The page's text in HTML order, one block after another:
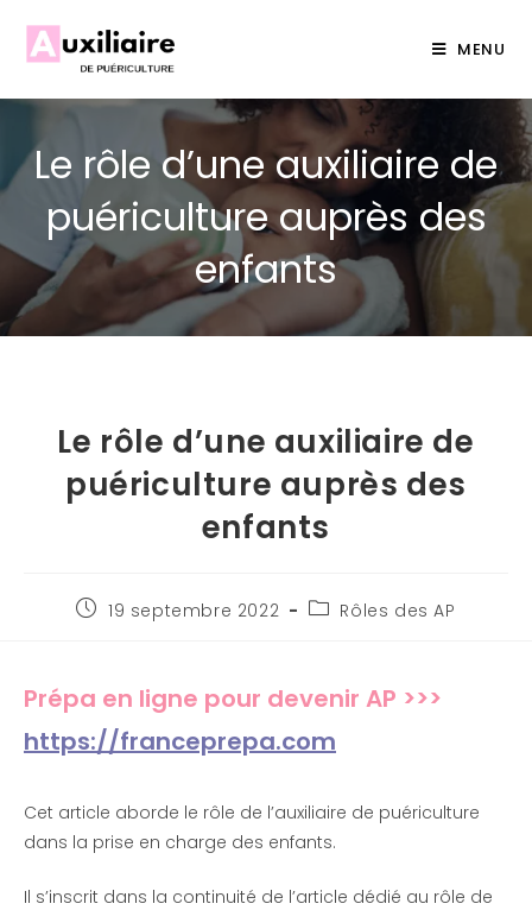
MENU
Le rôle d’une auxiliaire de
puériculture auprès des
enfants
Le rôle d’une auxiliaire de
puériculture auprès des
enfants
19 septembre 2022 Rôles des AP
Prépa en ligne pour devenir AP >>>
https://franceprepa.com
Cet article aborde le rôle de l’auxiliaire de puériculture
dans la prise en charge des enfants.
Il s’inscrit dans la continuité de l’article dédié au rôle de